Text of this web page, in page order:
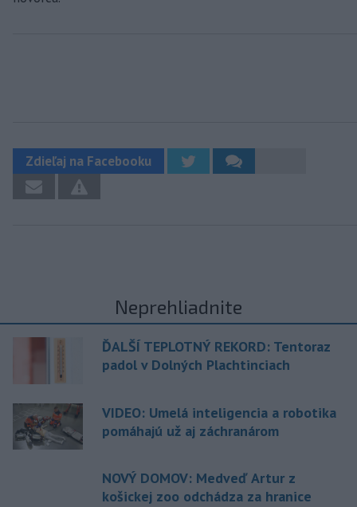
Zdieľaj na Facebooku
Neprehliadnite
ĎALŠÍ TEPLOTNÝ REKORD: Tentoraz
padol v Dolných Plachtinciach
VIDEO: Umelá inteligencia a robotika
pomáhajú už aj záchranárom
NOVÝ DOMOV: Medveď Artur z
košickej zoo odchádza za hranice